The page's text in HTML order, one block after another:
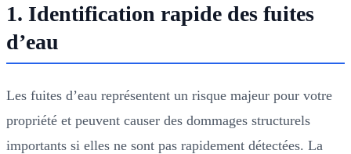
1. Identification rapide des fuites
d’eau
Les fuites d’eau représentent un risque majeur pour votre
propriété et peuvent causer des dommages structurels
importants si elles ne sont pas rapidement détectées. La